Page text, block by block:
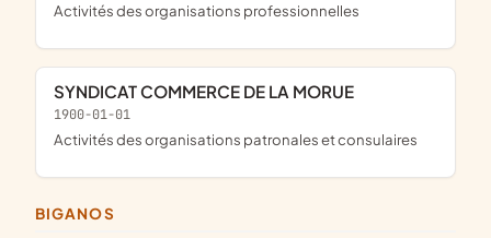
Activités des organisations professionnelles
SYNDICAT COMMERCE DE LA MORUE
1900-01-01
Activités des organisations patronales et consulaires
BIGANOS